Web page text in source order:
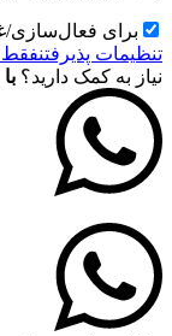
برای فعال‌سازی/
تنظیمات پذیرفتنفقط
نیاز به کمک دارید؟